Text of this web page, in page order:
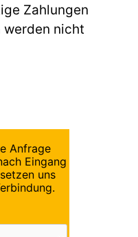
Zahlungen
werden nicht
Anfrage
Eingang
uns